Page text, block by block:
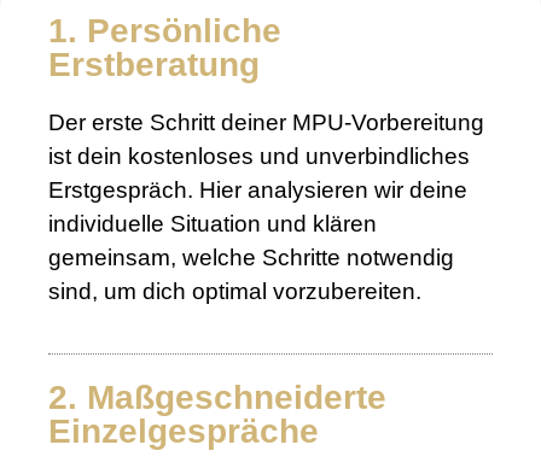
1. Persönliche
Erstberatung
Der erste Schritt deiner MPU-Vorbereitung
ist dein kostenloses und unverbindliches
Erstgespräch. Hier analysieren wir deine
individuelle Situation und klären
gemeinsam, welche Schritte notwendig
sind, um dich optimal vorzubereiten.
2. Maßgeschneiderte
Einzelgespräche